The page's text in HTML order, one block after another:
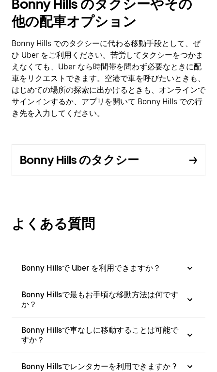
Bonny Hills のタクシーやその
他の配車オプション
Bonny Hills でのタクシーに代わる移動手段として、ぜ
ひ Uber をご利用ください。苦労してタクシーをつかま
えなくても、Uber なら時間帯を問わず必要なときに配
車をリクエストできます。空港で車を呼びたいときも、
はじめての場所の探索に出かけるときも、オンラインで
サインインするか、アプリを開いて Bonny Hills での行
き先を入力してください。
Bonny Hills のタクシー
よくある質問
Bonny Hillsで Uber を利用できますか？
Bonny Hillsで最もお手頃な移動方法は何です
か？
Bonny Hillsで車なしに移動することは可能で
すか？
Bonny Hillsでレンタカーを利用できますか ?